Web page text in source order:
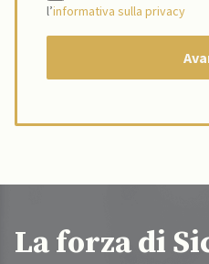
l’informativa sulla privacy
La forza di